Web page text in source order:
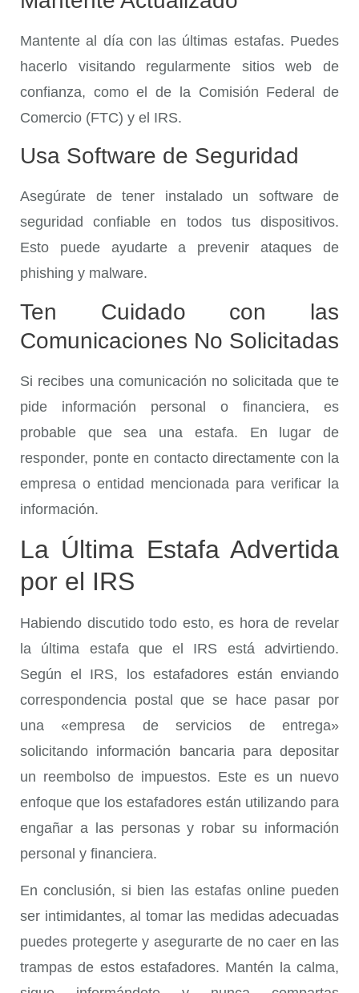
Mantente al día con las últimas estafas. Puedes
hacerlo visitando regularmente sitios web de
confianza, como el de la Comisión Federal de
Comercio (FTC) y el IRS.
Usa Software de Seguridad
Asegúrate de tener instalado un software de
seguridad confiable en todos tus dispositivos.
Esto puede ayudarte a prevenir ataques de
phishing y malware.
Ten Cuidado con las
Comunicaciones No Solicitadas
Si recibes una comunicación no solicitada que te
pide información personal o financiera, es
probable que sea una estafa. En lugar de
responder, ponte en contacto directamente con la
empresa o entidad mencionada para verificar la
información.
La Última Estafa Advertida
por el IRS
Habiendo discutido todo esto, es hora de revelar
la última estafa que el IRS está advirtiendo.
Según el IRS, los estafadores están enviando
correspondencia postal que se hace pasar por
una «empresa de servicios de entrega»
solicitando información bancaria para depositar
un reembolso de impuestos. Este es un nuevo
enfoque que los estafadores están utilizando para
engañar a las personas y robar su información
personal y financiera.
En conclusión, si bien las estafas online pueden
ser intimidantes, al tomar las medidas adecuadas
puedes protegerte y asegurarte de no caer en las
trampas de estos estafadores. Mantén la calma,